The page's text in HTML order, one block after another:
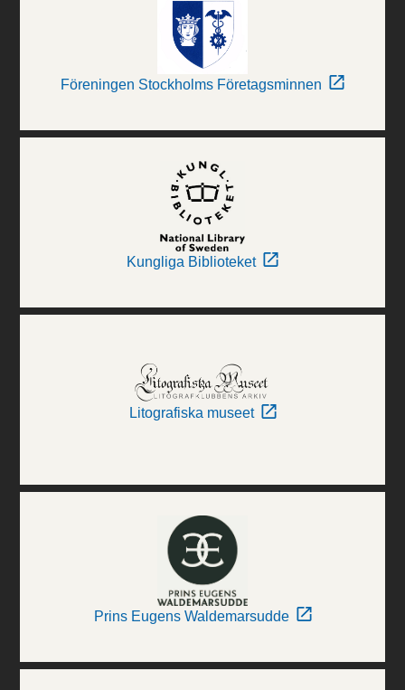
Föreningen Stockholms Företagsminnen
Kungliga Biblioteket
Litografiska museet
Prins Eugens Waldemarsudde